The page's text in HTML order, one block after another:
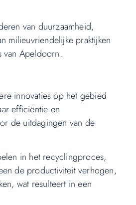
van duurzaamheid,
milieuvriendelijke praktijken
van Apeldoorn.
innovaties op het gebied
efficiëntie en
de uitdagingen van de
in het recyclingproces,
de productiviteit verhogen,
wat resulteert in een